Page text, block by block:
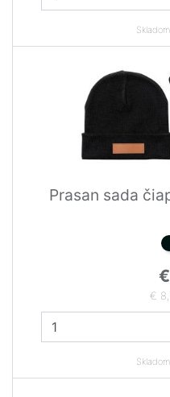
Skladom
Prasan sada
€
Skladom